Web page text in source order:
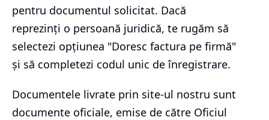
pentru documentul solicitat. Dacă
reprezinți o persoană juridică, te rugăm să
selectezi opțiunea "Doresc factura pe firmă"
și să completezi codul unic de înregistrare.
Documentele livrate prin site-ul nostru sunt
documente oficiale, emise de către Oficiul